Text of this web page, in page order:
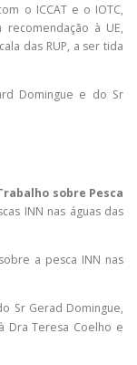
o ICCAT e o IOTC,
à UE,
das RUP, a ser tida
Domingue e do Sr
sobre Pesca
INN nas águas das
a pesca INN nas
Sr Gerad Domingue,
Dra Teresa Coelho e